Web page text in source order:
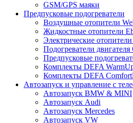
GSM/GPS маяки
Предпусковые подогреватели
Воздушные отопители
Жидкостные отопители
Электрические
Подогреватели двигателя
Предпусковые
Комплекты DEFA
Комплекты DEFA
Автозапуск и управление с
Автозапуск BMW & MINI
Автозапуск Audi
Автозапуск Mercedes
Автозапуск VW